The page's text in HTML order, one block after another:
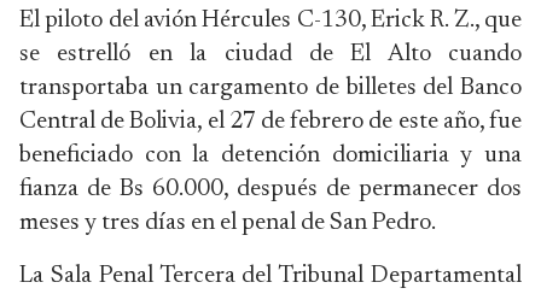
El piloto del avión Hércules C-130, Erick R. Z., que
se estrelló en la ciudad de El Alto cuando
transportaba un cargamento de billetes del Banco
Central de Bolivia, el 27 de febrero de este año, fue
beneficiado con la detención domiciliaria y una
fianza de Bs 60.000, después de permanecer dos
meses y tres días en el penal de San Pedro.
La Sala Penal Tercera del Tribunal Departamental